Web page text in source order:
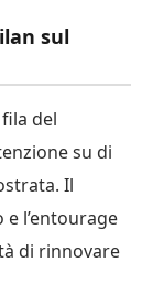
sul
del
su di
Il
l’entourage
di rinnovare